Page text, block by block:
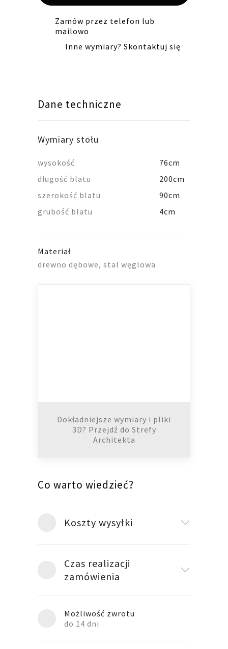
Zamów przez telefon lub
mailowo
Inne wymiary? Skontaktuj się
Dane techniczne
Wymiary stołu
wysokość
76cm
długość blatu
200cm
szerokość blatu
90cm
grubość blatu
4cm
Materiał
drewno dębowe, stal węglowa
Dokładniejsze wymiary i pliki
3D? Przejdź do Strefy
Architekta
Co warto wiedzieć?
Koszty wysyłki
Czas realizacji
zamówienia
Możliwość zwrotu
do 14 dni